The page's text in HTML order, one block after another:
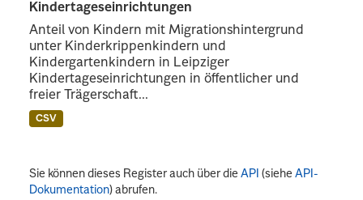
Kindertageseinrichtungen
Anteil von Kindern mit Migrationshintergrund
unter Kinderkrippenkindern und
Kindergartenkindern in Leipziger
Kindertageseinrichtungen in öffentlicher und
freier Trägerschaft...
CSV
Sie können dieses Register auch über dieAPI (sieheAPI-
Dokumentation) abrufen.